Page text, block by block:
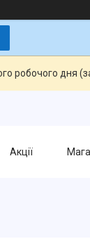
робочого дня
Акції